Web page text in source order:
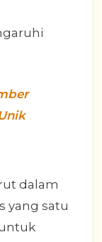
dalam
yang satu